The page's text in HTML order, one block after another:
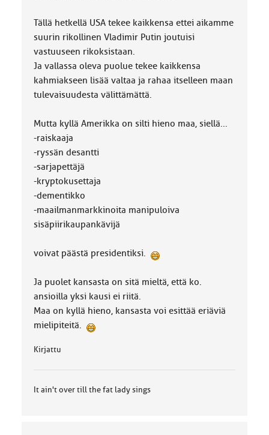
Tällä hetkellä USA tekee kaikkensa ettei aikamme
suurin rikollinen Vladimir Putin joutuisi
vastuuseen rikoksistaan.
Ja vallassa oleva puolue tekee kaikkensa
kahmiakseen lisää valtaa ja rahaa itselleen maan
tulevaisuudesta välittämättä.
Mutta kyllä Amerikka on silti hieno maa, siellä...
-raiskaaja
-ryssän desantti
-sarjapettäjä
-kryptokusettaja
-dementikko
-maailmanmarkkinoita manipuloiva
sisäpiirikaupankävijä
voivat päästä presidentiksi.
Ja puolet kansasta on sitä mieltä, että ko.
ansioilla yksi kausi ei riitä.
Maa on kyllä hieno, kansasta voi esittää eriäviä
mielipiteitä.
Kirjattu
It ain't over till the fat lady sings